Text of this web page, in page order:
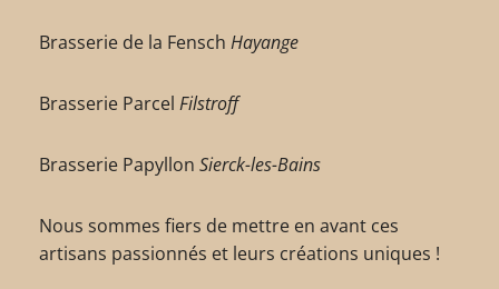
Brasserie de la Fensch Hayange
Brasserie Parcel Filstroff
Brasserie Papyllon Sierck-les-Bains
Nous sommes fiers de mettre en avant ces
artisans passionnés et leurs créations uniques !